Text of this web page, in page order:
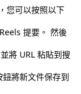
您可以按照以下
提要。 然後
將 URL 粘貼到搜
將新文件保存到